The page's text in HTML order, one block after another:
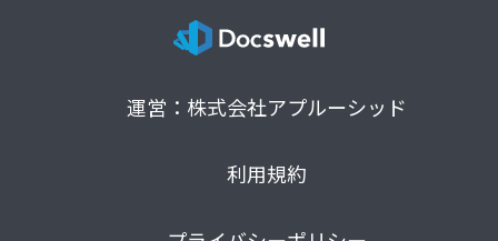
運営：株式会社アプルーシッド
利用規約